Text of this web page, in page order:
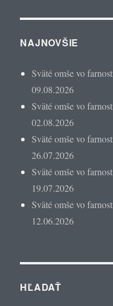
NAJNOVŠIE
Sväté omše vo
09.08.2026
Sväté omše vo
02.08.2026
Sväté omše vo
26.07.2026
Sväté omše vo
19.07.2026
Sväté omše vo
12.06.2026
HĽADAŤ